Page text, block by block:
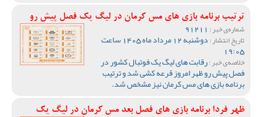
ترتیب برنامه بازی های مس کرمان در لیگ یک فصل پیش رو
شماره‌ی خبر :
تاریخ انتشار : دوشنبه 12 مرداد ماه 1405 ساعت
19:05
خلاصه‌ی خبر :رقابت های لیگ یک فوتبال کشور در
فصل پیش رو ظهر امروز قرعه کشی شد و ترتیب
برنامه بازی های مس کرمان نیز مشخص شد.
ظهر فردا برنامه بازی های فصل بعد مس کرمان در لیگ یک